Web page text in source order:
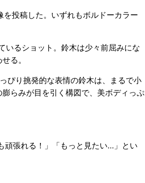
投稿した。いずれもボルドーカラー
るショット。鈴木は少々前屈みにな
る。
ぴり挑発的な表情の鈴木は、まるで小
らみが目を引く構図で、美ボディっぷ
張れる！」「もっと見たい…」とい